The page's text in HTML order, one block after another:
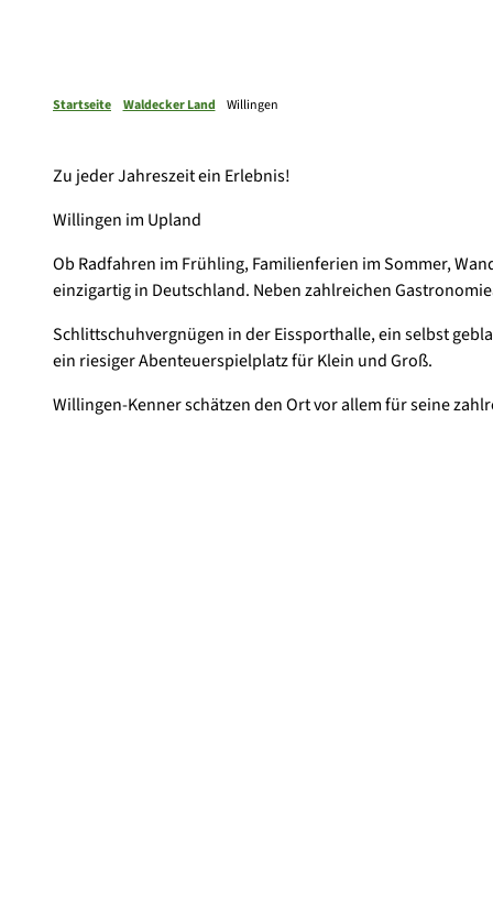
Startseite Waldecker Land Willingen
Zu jeder Jahreszeit ein Erlebnis!
Willingen im Upland
Ob Radfahren im Frühling, Familienferien im Sommer,
einzigartig in Deutschland. Neben zahlreichen
Schlittschuhvergnügen in der Eissporthalle, ein selbst
ein riesiger Abenteuerspielplatz für Klein und Groß.
Willingen-Kenner schätzen den Ort vor allem für seine